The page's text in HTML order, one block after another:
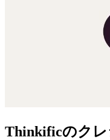
Thinkificのク